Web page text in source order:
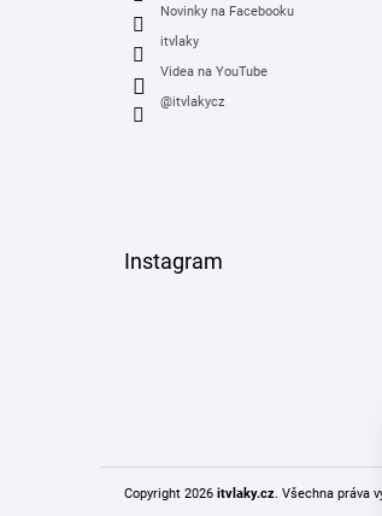
Novinky na Facebooku
itvlaky
Videa na YouTube
@itvlakycz
Instagram
Copyright 2026 itvlaky.cz. Všechna práva